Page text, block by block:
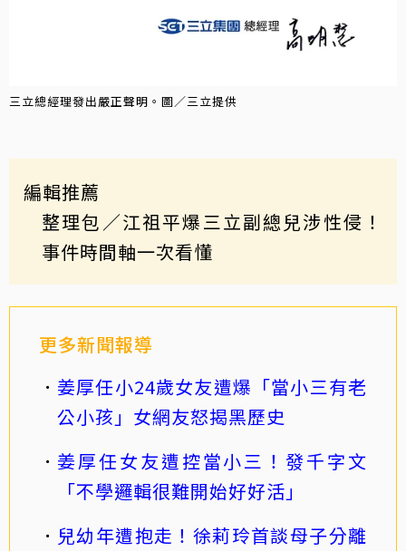
三立總經理發出嚴正聲明。圖／三立提供
編輯推薦
整理包／江祖平爆三立副總兒涉性侵！
事件時間軸一次看懂
更多新聞報導
姜厚任小24歲女友遭爆「當小三有老
公小孩」女網友怒揭黑歷史
姜厚任女友遭控當小三！發千字文
「不學邏輯很難開始好好活」
兒幼年遭抱走！徐莉玲首談母子分離